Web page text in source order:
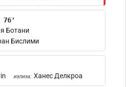
76'
Ботани
Бислими
излиза: Ханес Делкроа